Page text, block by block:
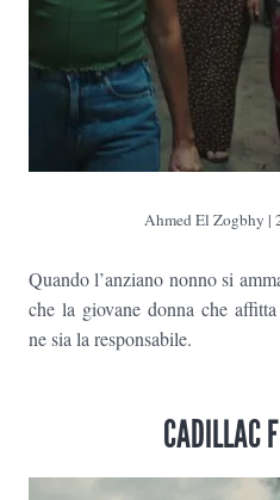
Ahmed El Zogbhy |
Quando l’anziano nonno si
che la giovane donna che
ne sia la responsabile.
CADILLAC